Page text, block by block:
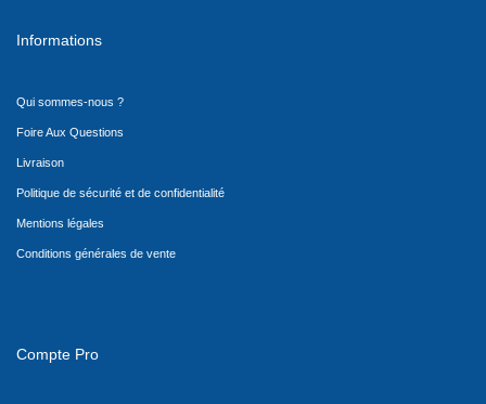
Informations
Qui sommes-nous ?
Foire Aux Questions
Livraison
Politique de sécurité et de confidentialité
Mentions légales
Conditions générales de vente
Compte Pro